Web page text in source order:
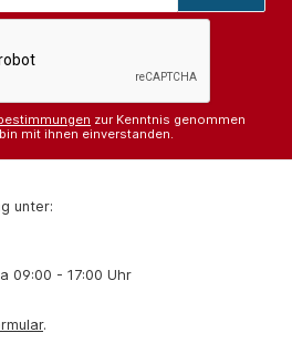
zur Kenntnis genommen
mit ihnen einverstanden.
unter:
09:00 - 17:00 Uhr
.